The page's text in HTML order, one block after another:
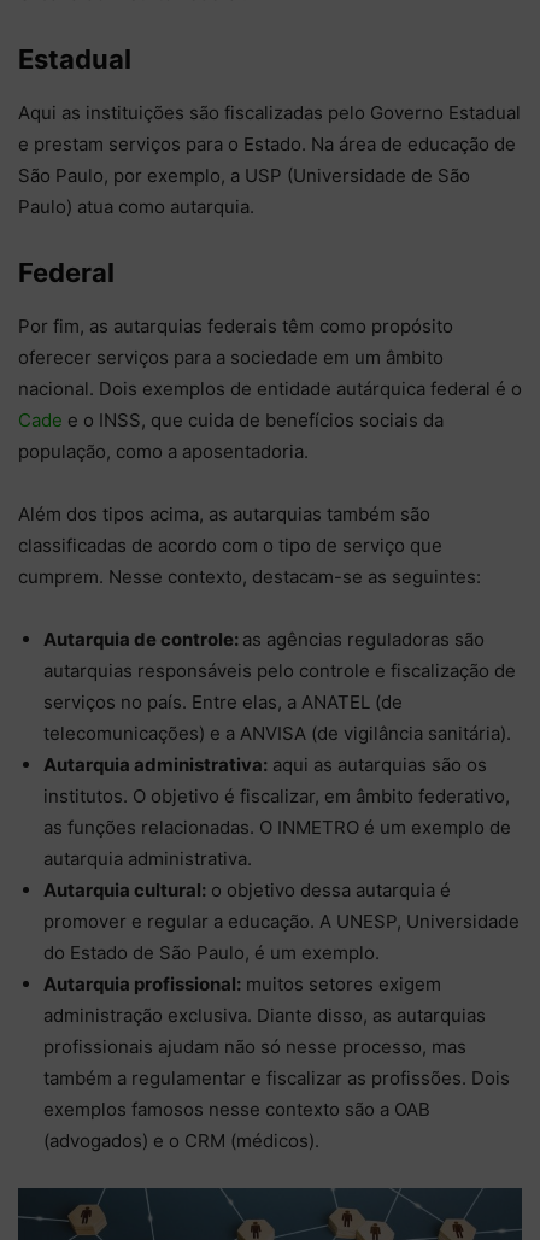
Estadual
Aqui as instituições são fiscalizadas pelo Governo Estadual
e prestam serviços para o Estado. Na área de educação de
São Paulo, por exemplo, a USP (Universidade de São
Paulo) atua como autarquia.
Federal
Por fim, as autarquias federais têm como propósito
oferecer serviços para a sociedade em um âmbito
nacional. Dois exemplos de entidade autárquica federal é o
Cade e o INSS, que cuida de benefícios sociais da
população, como a aposentadoria.
Além dos tipos acima, as autarquias também são
classificadas de acordo com o tipo de serviço que
cumprem. Nesse contexto, destacam-se as seguintes:
Autarquia de controle: as agências reguladoras são
autarquias responsáveis pelo controle e fiscalização de
serviços no país. Entre elas, a ANATEL (de
telecomunicações) e a ANVISA (de vigilância sanitária).
Autarquia administrativa: aqui as autarquias são os
institutos. O objetivo é fiscalizar, em âmbito federativo,
as funções relacionadas. O INMETRO é um exemplo de
autarquia administrativa.
Autarquia cultural: o objetivo dessa autarquia é
promover e regular a educação. A UNESP, Universidade
do Estado de São Paulo, é um exemplo.
Autarquia profissional: muitos setores exigem
administração exclusiva. Diante disso, as autarquias
profissionais ajudam não só nesse processo, mas
também a regulamentar e fiscalizar as profissões. Dois
exemplos famosos nesse contexto são a OAB
(advogados) e o CRM (médicos).